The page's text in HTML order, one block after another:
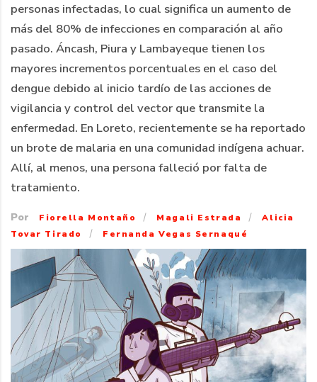
personas infectadas, lo cual significa un aumento de
más del 80% de infecciones en comparación al año
pasado. Áncash, Piura y Lambayeque tienen los
mayores incrementos porcentuales en el caso del
dengue debido al inicio tardío de las acciones de
vigilancia y control del vector que transmite la
enfermedad. En Loreto, recientemente se ha reportado
un brote de malaria en una comunidad indígena achuar.
Allí, al menos, una persona falleció por falta de
tratamiento.
Por Fiorella Montaño / Magali Estrada /
Alicia
Tovar Tirado
/ Fernanda Vegas Sernaqué